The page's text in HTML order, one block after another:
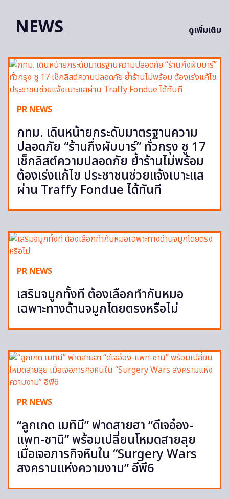
NEWS
ดูเพิ่มเติม
PR NEWS
กทม. เดินหน้ายกระดับมาตรฐานความ
ปลอดภัย “ร้านกึ่งผับบาร์” ทั่วกรุง ชู 17
เช็กลิสต์ความปลอดภัย ย้ำร้านไม่พร้อม
ต้องเร่งแก้ไข ประชาชนช่วยแจ้งเบาะแส
ผ่าน Traffy Fondue ได้ทันที
PR NEWS
เสริมจมูกทั้งที ต้องเลือกทำกับหมอ
เฉพาะทางด้านจมูกโดยตรงหรือไม่
PR NEWS
“ลูกเกด เมทินี” ฟาดสายฮา “ดีเจอ๋อง-
แพท-ซานิ” พร้อมเปลี่ยนโหมดสายลุย
เมื่อเจอภารกิจหินใน “Surgery Wars
สงครามแห่งความงาม” อีพี6